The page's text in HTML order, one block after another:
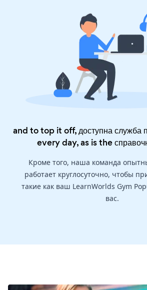
and to top it off, доступна служба
every day, as is the
Кроме того, наша команда
работает круглосуточно, чтобы
такие как ваш LearnWorlds Gym
вас.